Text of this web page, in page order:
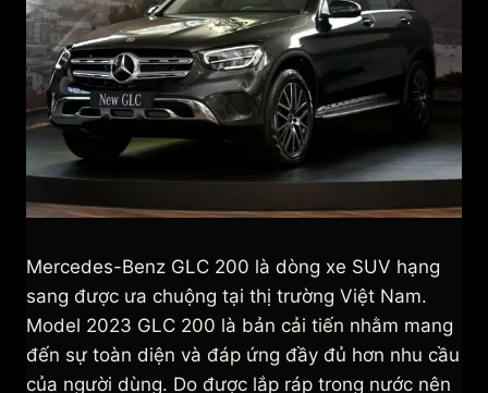
Mercedes-Benz GLC 200 là dòng xe SUV hạng
sang được ưa chuộng tại thị trường Việt Nam.
Model 2023 GLC 200 là bản cải tiến nhằm mang
đến sự toàn diện và đáp ứng đầy đủ hơn nhu cầu
của người dùng. Do được lắp ráp trong nước nên